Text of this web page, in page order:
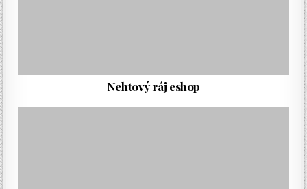
Nehtový ráj eshop